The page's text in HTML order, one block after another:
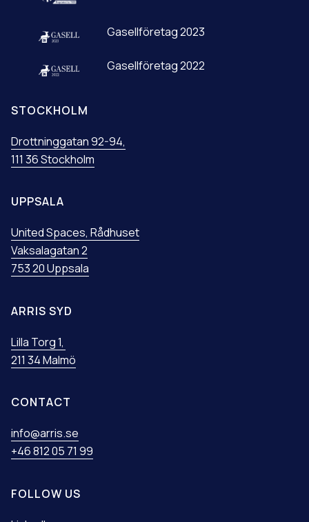
Gasellföretag 2023
Gasellföretag 2022
STOCKHOLM
Drottninggatan 92-94,
111 36 Stockholm
UPPSALA
United Spaces, Rådhuset
Vaksalagatan 2
753 20 Uppsala
ARRIS SYD
Lilla Torg 1,
211 34 Malmö
CONTACT
info@arris.se
+46 812 05 71 99
FOLLOW US